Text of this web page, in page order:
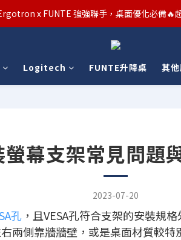
舊/升級補助優惠熱烈進行中！符合資格者歡迎
x FUNTE 強強聯手，桌面優化必備🔥
汰舊/升級補助優惠熱烈進行中！符合資格者歡迎
Logitech FUNTE升降桌 其
螢幕支架常見問題
2023-07-20
孔 ，且VESA孔符合支架的安裝規
兩側靠牆牆壁，或是桌面材質較